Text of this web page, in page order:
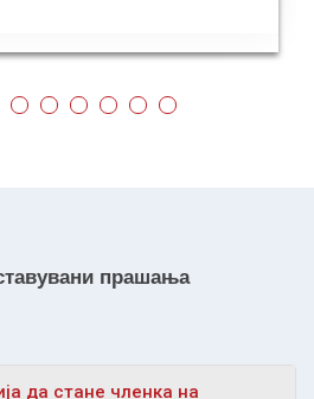
прашања
да стане членка на